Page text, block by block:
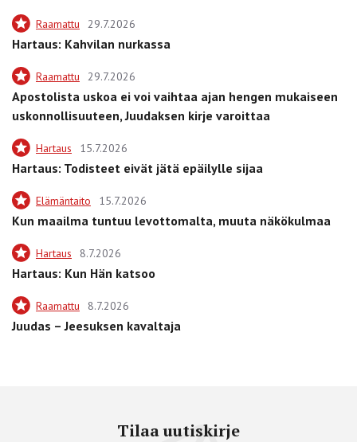
Raamattu 29.7.2026
Hartaus: Kahvilan nurkassa
Raamattu 29.7.2026
Apostolista uskoa ei voi vaihtaa ajan hengen mukaiseen
uskonnollisuuteen, Juudaksen kirje varoittaa
Hartaus 15.7.2026
Hartaus: Todisteet eivät jätä epäilylle sijaa
Elämäntaito 15.7.2026
Kun maailma tuntuu levottomalta, muuta näkökulmaa
Hartaus 8.7.2026
Hartaus: Kun Hän katsoo
Raamattu 8.7.2026
Juudas – Jeesuksen kavaltaja
Tilaa uutiskirje